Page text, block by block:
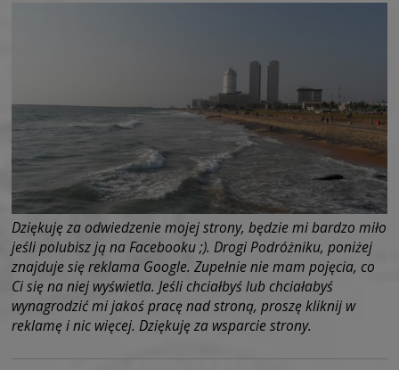
Dziękuję za odwiedzenie mojej strony, będzie mi bardzo miło
jeśli polubisz ją na Facebooku ;). Drogi Podróżniku, poniżej
znajduje się reklama Google. Zupełnie nie mam pojęcia, co
Ci się na niej wyświetla. Jeśli chciałbyś lub chciałabyś
wynagrodzić mi jakoś pracę nad stroną, proszę kliknij w
reklamę i nic więcej. Dziękuję za wsparcie strony.